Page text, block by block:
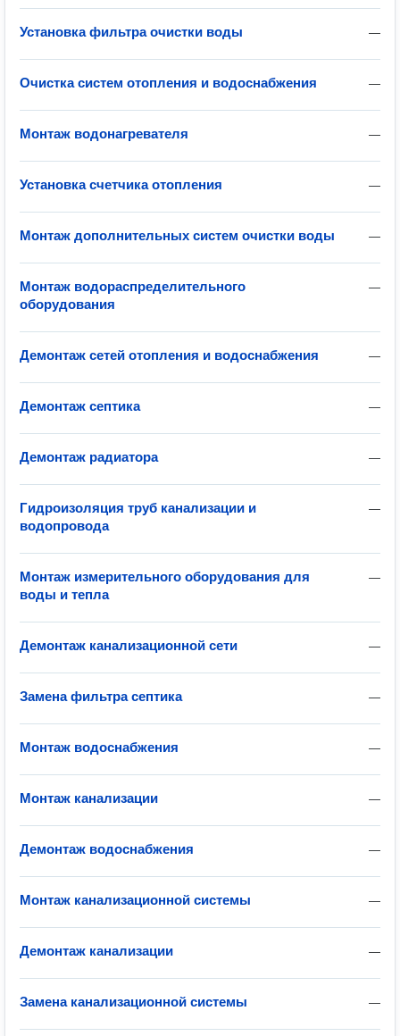
—
Установка фильтра очистки воды
—
Очистка систем отопления и водоснабжения
—
Монтаж водонагревателя
—
Установка счетчика отопления
—
Монтаж дополнительных систем очистки воды
—
Монтаж водораспределительного
оборудования
—
Демонтаж сетей отопления и водоснабжения
—
Демонтаж септика
—
Демонтаж радиатора
—
Гидроизоляция труб канализации и
водопровода
—
Монтаж измерительного оборудования для
воды и тепла
—
Демонтаж канализационной сети
—
Замена фильтра септика
—
Монтаж водоснабжения
—
Монтаж канализации
—
Демонтаж водоснабжения
—
Монтаж канализационной системы
—
Демонтаж канализации
—
Замена канализационной системы